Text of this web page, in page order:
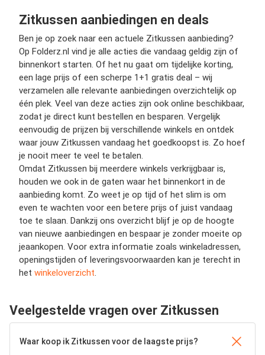
Zitkussen aanbiedingen en deals
Ben je op zoek naar een actuele Zitkussen aanbieding?
Op Folderz.nl vind je alle acties die vandaag geldig zijn of
binnenkort starten. Of het nu gaat om tijdelijke korting,
een lage prijs of een scherpe 1+1 gratis deal – wij
verzamelen alle relevante aanbiedingen overzichtelijk op
één plek. Veel van deze acties zijn ook online beschikbaar,
zodat je direct kunt bestellen en besparen. Vergelijk
eenvoudig de prijzen bij verschillende winkels en ontdek
waar jouw Zitkussen vandaag het goedkoopst is. Zo hoef
je nooit meer te veel te betalen.
Omdat Zitkussen bij meerdere winkels verkrijgbaar is,
houden we ook in de gaten waar het binnenkort in de
aanbieding komt. Zo weet je op tijd of het slim is om
even te wachten voor een betere prijs of juist vandaag
toe te slaan. Dankzij ons overzicht blijf je op de hoogte
van nieuwe aanbiedingen en bespaar je zonder moeite op
jeaankopen. Voor extra informatie zoals winkeladressen,
openingstijden of leveringsvoorwaarden kan je terecht in
het winkeloverzicht.
Veelgestelde vragen over Zitkussen
Waar koop ik Zitkussen voor de laagste prijs?